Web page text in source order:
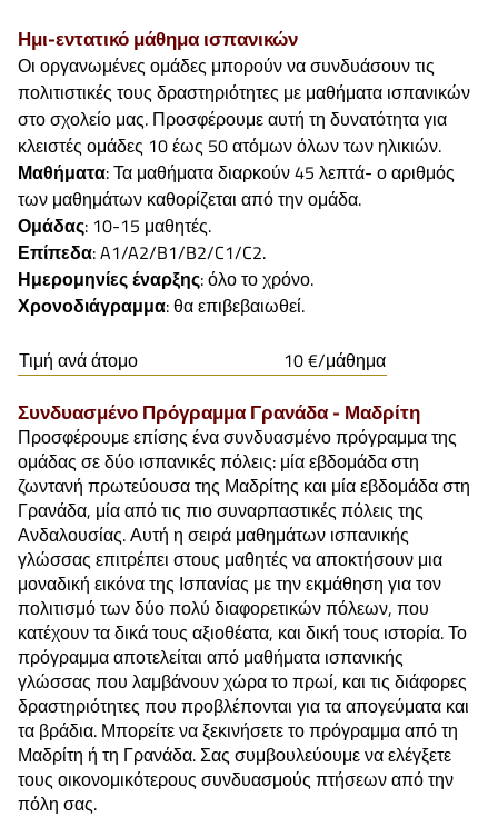
Ημι-εντατικό μάθημα ισπανικών
Οι οργανωμένες ομάδες μπορούν να συνδυάσουν τις
πολιτιστικές τους δραστηριότητες με μαθήματα ισπανικών
στο σχολείο μας. Προσφέρουμε αυτή τη δυνατότητα για
κλειστές ομάδες 10 έως 50 ατόμων όλων των ηλικιών.
Μαθήματα: Τα μαθήματα διαρκούν 45 λεπτά- ο αριθμός
των μαθημάτων καθορίζεται από την ομάδα.
Ομάδας: 10-15 μαθητές.
Επίπεδα: A1/A2/B1/B2/C1/C2.
Ημερομηνίες έναρξης: όλο το χρόνο.
Χρονοδιάγραμμα: θα επιβεβαιωθεί.
Τιμή ανά άτομο 10 €/μάθημα
Συνδυασμένο Πρόγραμμα Γρανάδα - Μαδρίτη
Προσφέρουμε επίσης ένα συνδυασμένο πρόγραμμα της
ομάδας σε δύο ισπανικές πόλεις: μία εβδομάδα στη
ζωντανή πρωτεύουσα της Μαδρίτης και μία εβδομάδα στη
Γρανάδα, μία από τις πιο συναρπαστικές πόλεις της
Ανδαλουσίας. Αυτή η σειρά μαθημάτων ισπανικής
γλώσσας επιτρέπει στους μαθητές να αποκτήσουν μια
μοναδική εικόνα της Ισπανίας με την εκμάθηση για τον
πολιτισμό των δύο πολύ διαφορετικών πόλεων, που
κατέχουν τα δικά τους αξιοθέατα, και δική τους ιστορία. Το
πρόγραμμα αποτελείται από μαθήματα ισπανικής
γλώσσας που λαμβάνουν χώρα το πρωί, και τις διάφορες
δραστηριότητες που προβλέπονται για τα απογεύματα και
τα βράδια. Μπορείτε να ξεκινήσετε το πρόγραμμα από τη
Μαδρίτη ή τη Γρανάδα. Σας συμβουλεύουμε να ελέγξετε
τους οικονομικότερους συνδυασμούς πτήσεων από την
πόλη σας.